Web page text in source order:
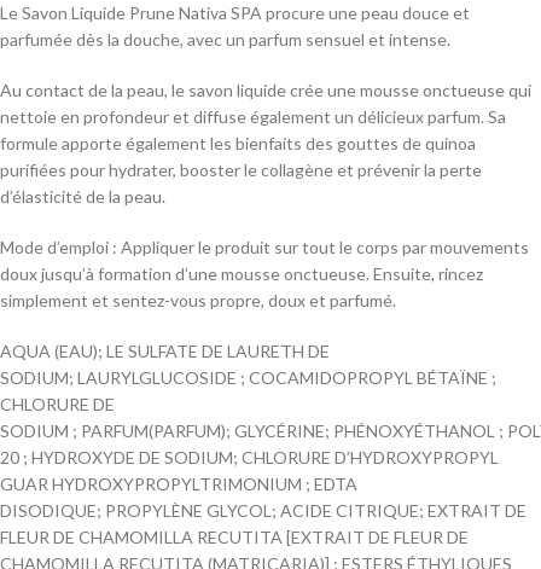
Le Savon Liquide Prune Nativa SPA procure une peau douce et
parfumée dès la douche, avec un parfum sensuel et intense.
Au contact de la peau, le savon liquide crée une mousse onctueuse qui
nettoie en profondeur et diffuse également un délicieux parfum. Sa
formule apporte également les bienfaits des gouttes de quinoa
purifiées pour hydrater, booster le collagène et prévenir la perte
d’élasticité de la peau.
Mode d’emploi : Appliquer le produit sur tout le corps par mouvements
doux jusqu’à formation d’une mousse onctueuse. Ensuite, rincez
simplement et sentez-vous propre, doux et parfumé.
AQUA (EAU); LE SULFATE DE LAURETH DE
SODIUM; LAURYLGLUCOSIDE ; COCAMIDOPROPYL BÉTAÏNE ;
CHLORURE DE
SODIUM ; PARFUM(PARFUM); GLYCÉRINE; PHÉNOXYÉTHANOL ;
20 ; HYDROXYDE DE SODIUM; CHLORURE D’HYDROXYPROPYL
GUAR HYDROXYPROPYLTRIMONIUM ; EDTA
DISODIQUE; PROPYLÈNE GLYCOL; ACIDE CITRIQUE; EXTRAIT DE
FLEUR DE CHAMOMILLA RECUTITA [EXTRAIT DE FLEUR DE
CHAMOMILLA RECUTITA (MATRICARIA)] ; ESTERS ÉTHYLIQUES